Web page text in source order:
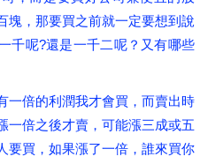
塊，那要買之前就一定要想到說
千呢?還是一千二呢？又有哪些
一倍的利潤我才會買，而賣出時
一倍之後才賣，可能漲三成或五
要買，如果漲了一倍，誰來買你